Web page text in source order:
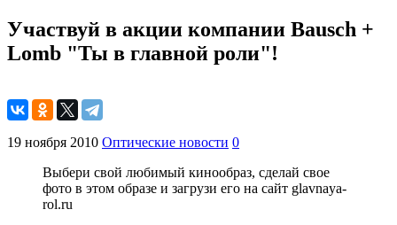
Участвуй в акции компании Bausch +
Lomb "Ты в главной роли"!
19 ноября 2010 Оптические новости 0
Выбери свой любимый кинообраз, сделай свое
фото в этом образе и загрузи его на сайт glavnaya-
rol.ru